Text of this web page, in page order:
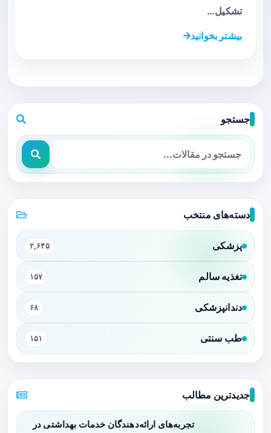
تشکیل…
بیشتر بخوانید
جستجو
دسته‌های منتخب
پزشکی ۲,۶۴۵
تغذیه سالم ۱۵۷
دندانپزشکی ۶۸
طب سنتی ۱۵۱
جدیدترین مطالب
تجربه‌های ارائه‌دهندگان خدمات بهداشتی در